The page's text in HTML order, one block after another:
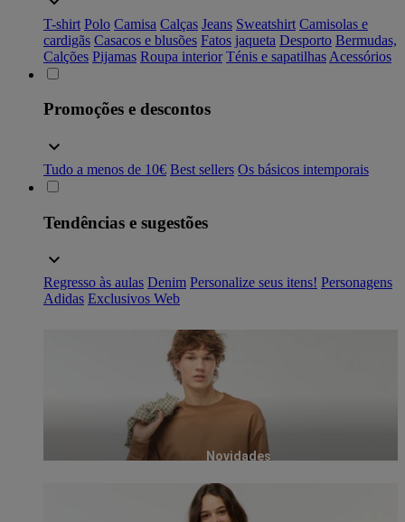
T-shirt Polo Camisa Calças Jeans Sweatshirt Camisolas e
cardigãs Casacos e blusões Fatos jaqueta Desporto Bermudas,
Calções Pijamas Roupa interior Ténis e sapatilhas Acessórios
Promoções e descontos
Tudo a menos de 10€ Best sellers Os básicos intemporais
Tendências e sugestões
Regresso às aulas Denim Personalize seus itens! Personagens
Adidas Exclusivos Web
Novidades